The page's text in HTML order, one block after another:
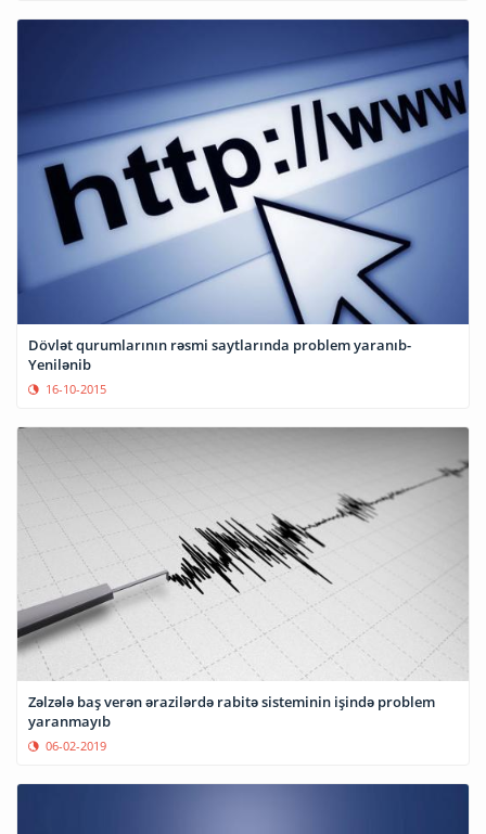
Dövlət qurumlarının rəsmi saytlarında problem yaranıb-
Yenilənib
16-10-2015
Zəlzələ baş verən ərazilərdə rabitə sisteminin işində problem
yaranmayıb
06-02-2019